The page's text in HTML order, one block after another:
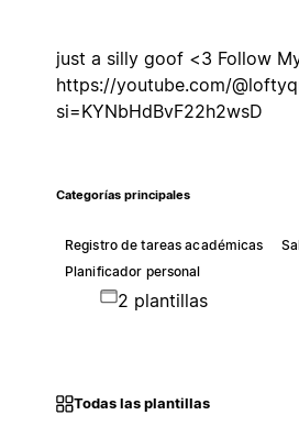
just a silly goof <3 Follow
https://youtube.com/
si=KYNbHdBvF22h2wsD
Categorías principales
Registro de tareas académicas
Planificador personal
2 plantillas
Todas las plantillas